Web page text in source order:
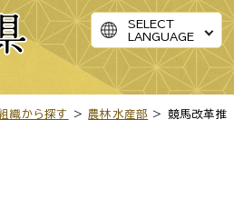
SELECT
LANGUAGE
織から探す > 農林水産部 > 競馬改革推